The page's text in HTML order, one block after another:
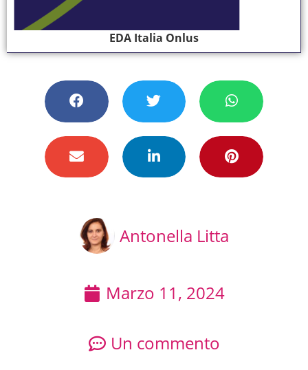
EDA Italia Onlus
Antonella Litta
Marzo 11, 2024
Un commento